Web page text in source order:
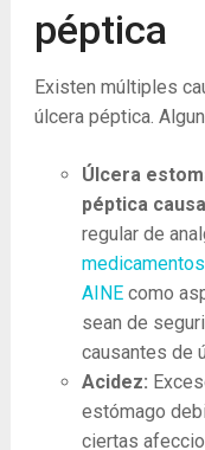
péptica
Existen múltiples
úlcera péptica.
Úlcera
péptica
regular de
AINE como
sean de
causantes de
Acidez:
estómago
ciertas